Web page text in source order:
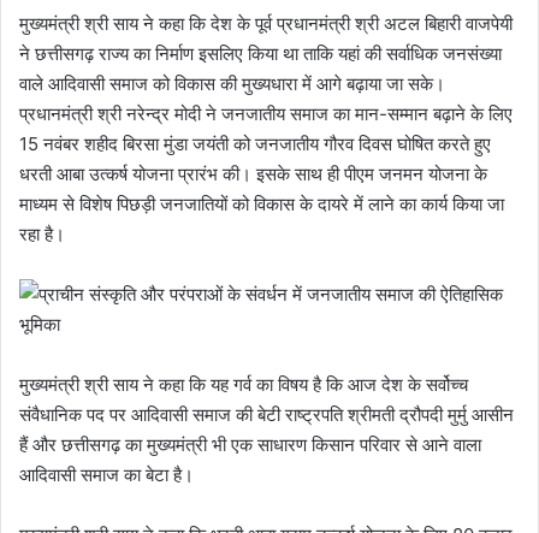
मुख्यमंत्री श्री साय ने कहा कि देश के पूर्व प्रधानमंत्री श्री अटल बिहारी वाजपेयी
ने छत्तीसगढ़ राज्य का निर्माण इसलिए किया था ताकि यहां की सर्वाधिक जनसंख्या
वाले आदिवासी समाज को विकास की मुख्यधारा में आगे बढ़ाया जा सके।
प्रधानमंत्री श्री नरेन्द्र मोदी ने जनजातीय समाज का मान-सम्मान बढ़ाने के लिए
15 नवंबर शहीद बिरसा मुंडा जयंती को जनजातीय गौरव दिवस घोषित करते हुए
धरती आबा उत्कर्ष योजना प्रारंभ की। इसके साथ ही पीएम जनमन योजना के
माध्यम से विशेष पिछड़ी जनजातियों को विकास के दायरे में लाने का कार्य किया जा
रहा है।
मुख्यमंत्री श्री साय ने कहा कि यह गर्व का विषय है कि आज देश के सर्वोच्च
संवैधानिक पद पर आदिवासी समाज की बेटी राष्ट्रपति श्रीमती द्रौपदी मुर्मु आसीन
हैं और छत्तीसगढ़ का मुख्यमंत्री भी एक साधारण किसान परिवार से आने वाला
आदिवासी समाज का बेटा है।